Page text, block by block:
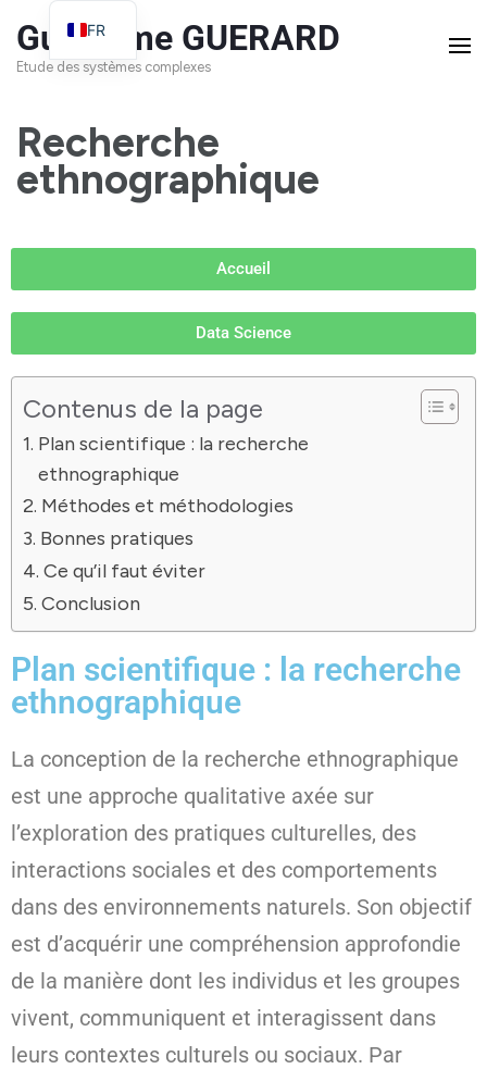
Guillaume GUERARD
Etude des systèmes complexes
Recherche
ethnographique
Accueil
Data Science
Contenus de la page
Plan scientifique : la recherche
ethnographique
Méthodes et méthodologies
Bonnes pratiques
Ce qu’il faut éviter
Conclusion
Plan scientifique : la recherche
ethnographique
La conception de la recherche ethnographique
est une approche qualitative axée sur
l’exploration des pratiques culturelles, des
interactions sociales et des comportements
dans des environnements naturels. Son objectif
est d’acquérir une compréhension approfondie
de la manière dont les individus et les groupes
vivent, communiquent et interagissent dans
leurs contextes culturels ou sociaux. Par
FR
EN